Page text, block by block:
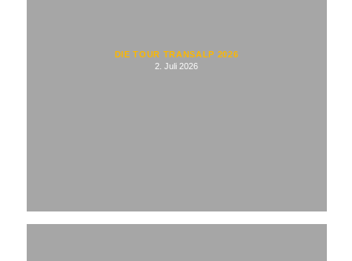
DIE TOUR TRANSALP 2026
2. Juli 2026